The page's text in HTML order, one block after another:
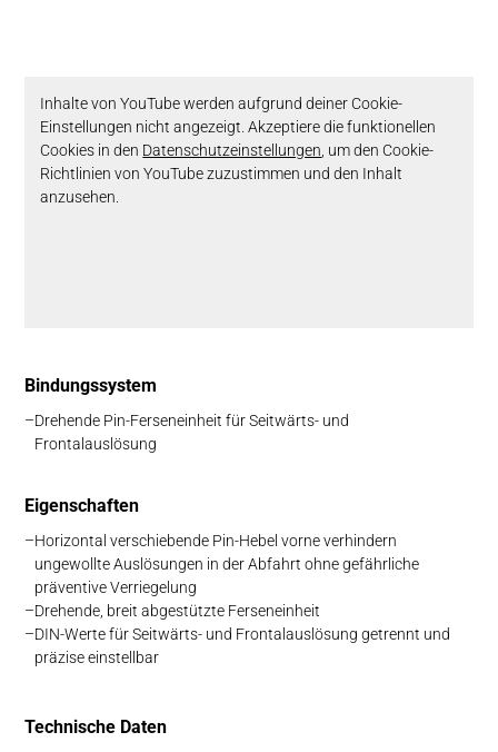
Inhalte von YouTube werden aufgrund deiner Cookie-
Einstellungen nicht angezeigt. Akzeptiere die funktionellen
Cookies in den Datenschutzeinstellungen , um den Cookie-
Richtlinien von YouTube zuzustimmen und den Inhalt
anzusehen.
Bin­dungs­system
Drehende Pin-Ferseneinheit für Seitwärts- und
Frontalauslösung
Eig­en­schaft­en
Horizontal verschiebende Pin-Hebel vorne verhindern
ungewollte Auslösungen in derAbfahrt ohne gefährliche
präventive Verriegelung
Drehende, breit abgestützte Ferseneinheit
DIN-Werte für Seitwärts- und Frontalauslösung getrennt und
präzise einstellbar
Technische Daten